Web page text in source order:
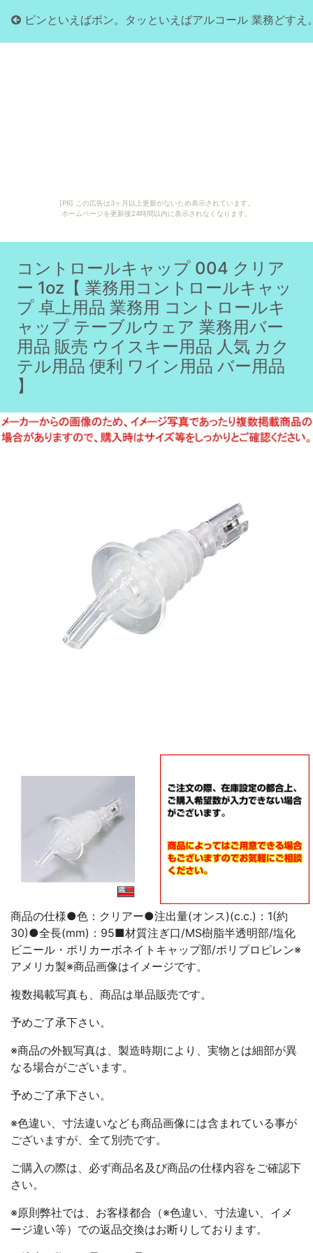
[PR] この広告は3ヶ月以上更新がないため表示されています。
ホームページを更新後24時間以内に表示されなくなります。
ピンといえばポン。タッといえばアルコール 業務どすえ
コントロールキャップ 004 クリア
ー 1oz【 業務用コントロールキャッ
プ 卓上用品 業務用 コントロールキ
ャップ テーブルウェア 業務用バー
用品 販売 ウイスキー用品 人気 カク
テル用品 便利 ワイン用品 バー用品
】
商品の仕様●色：クリアー●注出量(オンス)(c.c.)：1(約
30)●全長(mm)：95■材質注ぎ口/MS樹脂半透明部/塩化
ビニール・ポリカーボネイトキャップ部/ポリプロピレン※
アメリカ製※商品画像はイメージです。
複数掲載写真も、商品は単品販売です。
予めご了承下さい。
※商品の外観写真は、製造時期により、実物とは細部が異
なる場合がございます。
予めご了承下さい。
※色違い、寸法違いなども商品画像には含まれている事が
ございますが、全て別売です。
ご購入の際は、必ず商品名及び商品の仕様内容をご確認下
さい。
※原則弊社では、お客様都合（※色違い、寸法違い、イメ
ージ違い等）での返品交換はお断りしております。